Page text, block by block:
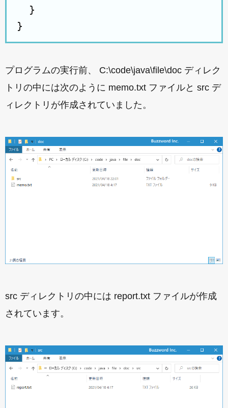
  }
プログラムの実行前、 C:\code\java\file\doc ディレク
トリの中には次のように memo.txt ファイルと src デ
ィレクトリが作成されていました。
src ディレクトリの中には report.txt ファイルが作成
されています。